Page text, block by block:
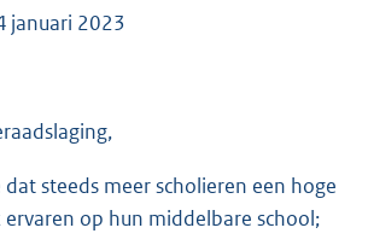
januari 2023
steeds meer scholieren een hoge
op hun middelbare school;